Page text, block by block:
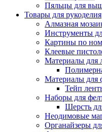
Пяльцы для
Товары для рукоделия
Алмазная
Инструменты
Картины по
Клеевые
Материалы для
Материалы для
Тейп
Наборы для
Шерсть
Неодимовые
Органайзеры